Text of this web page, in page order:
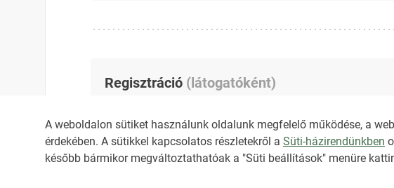
A weboldalon sütiket használunk oldalunk megfelelő működése, a
érdekében. A sütikkel kapcsolatos részletekről a Süti-házirendünkben
később bármikor megváltoztathatóak a "Süti beállítások" menüre
Regisztráció (látogatóként)